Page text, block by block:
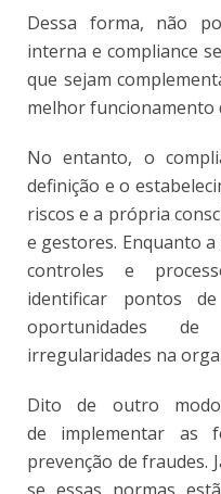
Dessa forma, não
interna e compliance
que sejam
melhor funcionamento
No entanto, o
definição e o
riscos e a própria
e gestores. Enquanto
controles e
identificar pontos
oportunidades de
irregularidades na
Dito de outro
de implementar as
prevenção de fraudes.